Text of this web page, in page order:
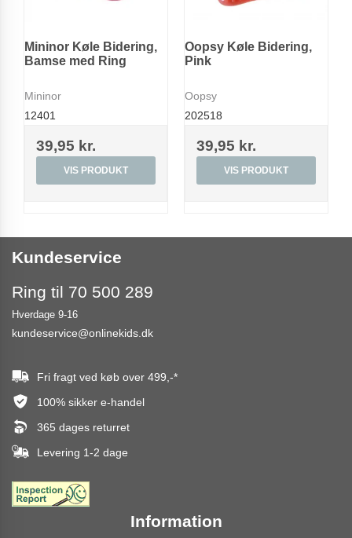
Mininor Køle Bidering,
Bamse med Ring
Mininor
12401
39,95 kr.
VIS PRODUKT
Oopsy Køle Bidering,
Pink
Oopsy
202518
39,95 kr.
VIS PRODUKT
Kundeservice
Ring til 70 500 289
Hverdage 9-16
kundeservice@onlinekids.dk
Fri fragt ved køb over 499,-*
100% sikker e-handel
365 dages returret
Levering 1-2 dage
Information